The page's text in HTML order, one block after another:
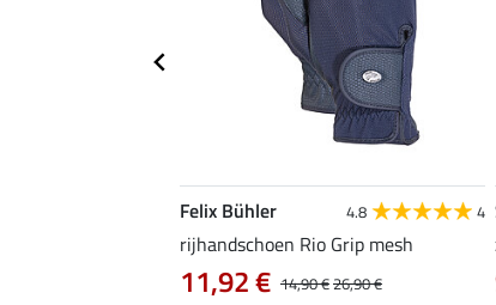
Felix Bühler 4.8 4
rijhandschoen Rio Grip mesh
14,90 €26,90 €
11,92 €